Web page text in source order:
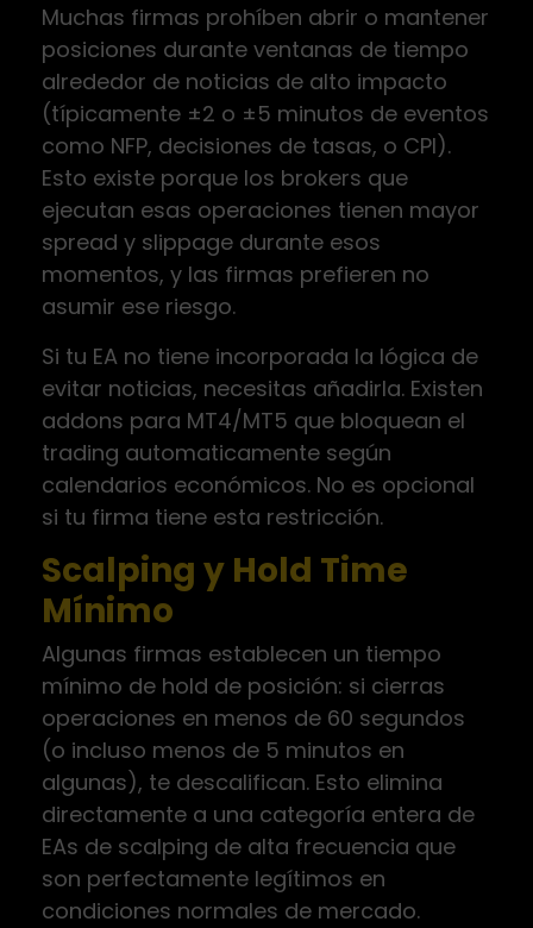
Muchas firmas prohíben abrir o mantener
posiciones durante ventanas de tiempo
alrededor de noticias de alto impacto
(típicamente ±2 o ±5 minutos de eventos
como NFP, decisiones de tasas, o CPI).
Esto existe porque los brokers que
ejecutan esas operaciones tienen mayor
spread y slippage durante esos
momentos, y las firmas prefieren no
asumir ese riesgo.
Si tu EA no tiene incorporada la lógica de
evitar noticias, necesitas añadirla. Existen
addons para MT4/MT5 que bloquean el
trading automaticamente según
calendarios económicos. No es opcional
si tu firma tiene esta restricción.
Scalping y Hold Time
Mínimo
Algunas firmas establecen un tiempo
mínimo de hold de posición: si cierras
operaciones en menos de 60 segundos
(o incluso menos de 5 minutos en
algunas), te descalifican. Esto elimina
directamente a una categoría entera de
EAs de scalping de alta frecuencia que
son perfectamente legítimos en
condiciones normales de mercado.